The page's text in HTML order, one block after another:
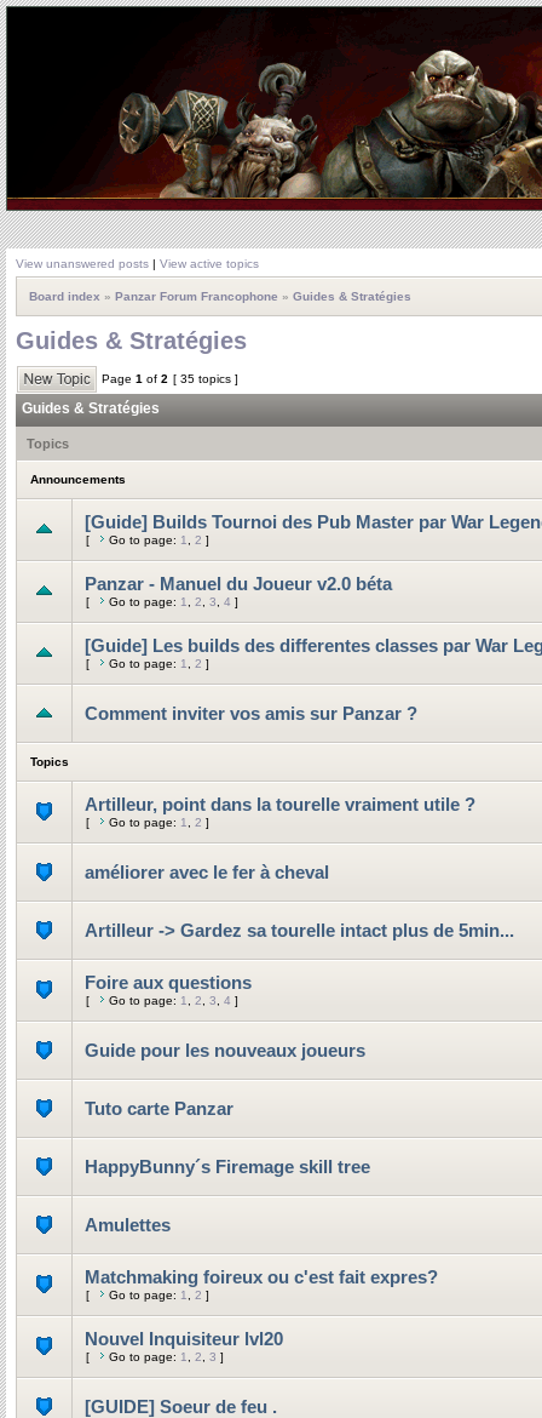
View unanswered posts | View active topics
Board index » Panzar Forum Francophone » Guides & Stratégies
Guides & Stratégies
Page 1 of 2 [ 35 topics ]
Guides & Stratégies
Topics
Announcements
[Guide] Builds Tournoi des Pub Master par War
[ Go to page: 1 2 ]
Panzar - Manuel du Joueur v2.0 béta
[ Go to page: 1 2 3 4 ]
[Guide] Les builds des differentes classes par War
[ Go to page: 1 2 ]
Comment inviter vos amis sur Panzar ?
Topics
Artilleur, point dans la tourelle vraiment utile ?
[ Go to page: 1 2 ]
améliorer avec le fer à cheval
Artilleur -> Gardez sa tourelle intact plus de 5min...
Foire aux questions
[ Go to page: 1 2 3 4 ]
Guide pour les nouveaux joueurs
Tuto carte Panzar
HappyBunny´s Firemage skill tree
Amulettes
Matchmaking foireux ou c'est fait expres?
[ Go to page: 1 2 ]
Nouvel Inquisiteur lvl20
[ Go to page: 1 2 3 ]
[GUIDE] Soeur de feu .